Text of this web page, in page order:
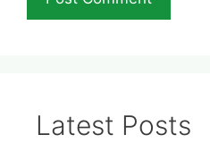
Latest Posts